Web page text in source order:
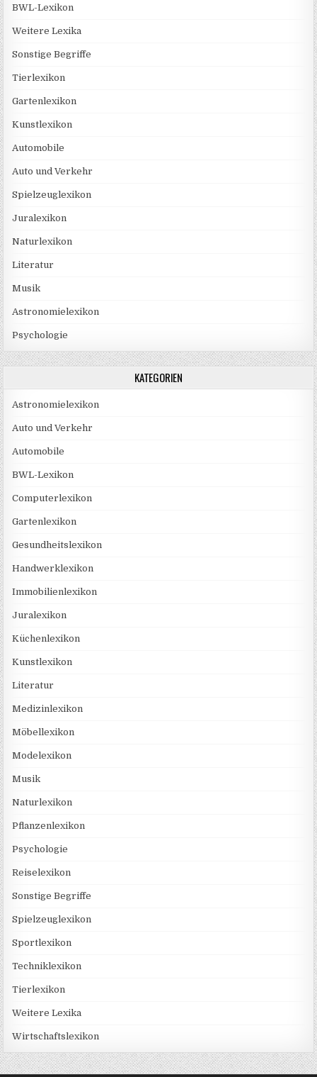
BWL-Lexikon
Weitere Lexika
Sonstige Begriffe
Tierlexikon
Gartenlexikon
Kunstlexikon
Automobile
Auto und Verkehr
Spielzeuglexikon
Juralexikon
Naturlexikon
Literatur
Musik
Astronomielexikon
Psychologie
KATEGORIEN
Astronomielexikon
Auto und Verkehr
Automobile
BWL-Lexikon
Computerlexikon
Gartenlexikon
Gesundheitslexikon
Handwerklexikon
Immobilienlexikon
Juralexikon
Küchenlexikon
Kunstlexikon
Literatur
Medizinlexikon
Möbellexikon
Modelexikon
Musik
Naturlexikon
Pflanzenlexikon
Psychologie
Reiselexikon
Sonstige Begriffe
Spielzeuglexikon
Sportlexikon
Techniklexikon
Tierlexikon
Weitere Lexika
Wirtschaftslexikon